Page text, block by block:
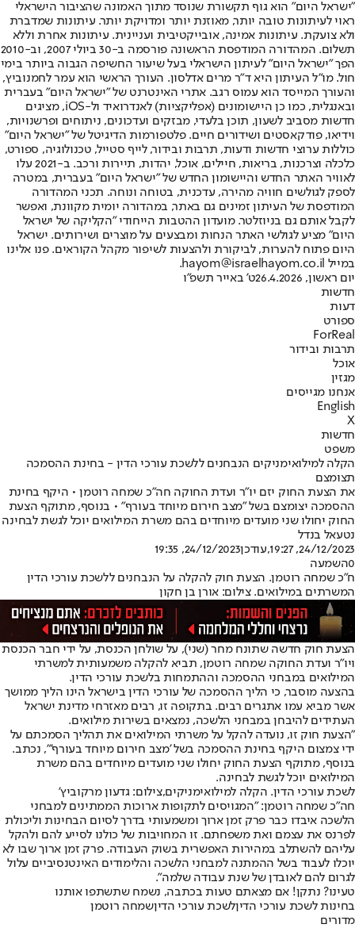
"ישראל היום" הוא גוף תקשורת שנוסד מתוך האמונה שהציבור הישראלי
ראוי לעיתונות טובה יותר, מאוזנת יותר ומדויקת יותר. עיתונות שמדברת
ולא צועקת. עיתונות אמינה, אובייקטיבית ועניינית. עיתונות אחרת וללא
תשלום. המהדורה המודפסת הראשונה פורסמה ב-30 ביולי 2007, וב-2010
הפך "ישראל היום" לעיתון הישראלי בעל שיעור החשיפה הגבוה ביותר בימי
חול. מו"ל העיתון היא ד"ר מרים אדלסון. העורך הראשי הוא עמר לחמנוביץ,
והעורך המייסד הוא עמוס רגב. אתרי האינטרנט של "ישראל היום" בעברית
ובאנגלית, כמו כן היישומונים (אפליקציות) לאנדרואיד ול-iOS, מציגים
חדשות מסביב לשעון, תוכן בלעדי, מבזקים ועדכונים, ניתוחים ופרשנויות,
וידיאו, פודקאסטים ושידורים חיים. פלטפורמות הדיגיטל של "ישראל היום"
כוללות ערוצי חדשות ודעות, תרבות ובידור, לייף סטייל, טכנולוגיה, ספורט,
כלכלה וצרכנות, בריאות, חיילים, אוכל, יהדות, תיירות ורכב. ב-2021 עלו
לאוויר האתר החדש והיישומון החדש של "ישראל היום" בעברית, במטרה
לספק לגולשים חוויה מהירה, עדכנית, בטוחה ונוחה. תכני המהדורה
המודפסת של העיתון זמינים גם באתר, במהדורה יומית מקוונת, ואפשר
לקבל אותם גם בניוזלטר. מועדון ההטבות הייחודי "הקליקה של ישראל
היום" מציע לגולשי האתר הנחות ומבצעים על מוצרים ושירותים. ישראל
היום פתוח להערות, לביקורת ולהצעות לשיפור מקהל הקוראים. פנו אלינו
במייל hayom@israelhayom.co.il.
יום ראשון, 26.4.2026
ט' באייר תשפ"ו
חדשות
דעות
ספורט
ForReal
תרבות ובידור
אוכל
מגזין
אנחנו מגייסים
English
X
חדשות
משפט
הקלה למילואימניקים הנבחנים ללשכת עורכי הדין - בחינת ההסמכה
תצומצם
את הצעת החוק יזם יו"ר ועדת החוקה חה"כ שמחה רוטמן • היקף בחינת
ההסמכה יצומצם בשל "מצב חירום מיוחד בעורף" • בנוסף, מתוקף הצעת
החוק יחולו שני מועדים מיוחדים בהם משרת המילואים יוכל לגשת לבחינה
נטעאל בנדל
24/12/2023, 19:27
,עודכן24/12/2023, 19:35
0השמעה
ח"כ שמחה רוטמן. הצעת חוק להקלה על הנבחנים ללשכת עורכי הדין
המשרתים במילואים. צילום: אורן בן חקון
הצעת חוק חדשה שתונח מחר (שני), על שולחן הכנסת, על ידי חבר הכנסת
ויו"ר ועדת החוקה שמחה רוטמן, תביא להקלה משמעותית למשרתי
המילואים במבחני ההסמכה וההתמחות בלשכת עורכי הדין.
בהצעה מוסבר, כי הליך ההסמכה של עורכי הדין בישראל הינו הליך ממושך
אשר מביא עמו אתגרים רבים. בתקופה זו, רבים מאזרחי מדינת ישראל
העתידים להיבחן במבחני הלשכה, נמצאים בשירות מילואים.
"הצעת חוק זו, נועדה להקל על משרתי המילואים את תהליך הסמכתם על
ידי צמצום היקף בחינת ההסמכה בשל 'מצב חירום מיוחד בעורף'", נכתב.
בנוסף, מתוקף הצעת החוק יחולו שני מועדים מיוחדים בהם משרת
המילואים יוכל לגשת לבחינה.
לשכת עורכי הדין. הקלה למילואימניקים,צילום: גדעון מרקוביץ'
חה״כ שמחה רוטמן: "המגויסים לתקופות ארוכות הממתינים למבחני
הלשכה איבדו כבר פרק זמן ארוך ומשמעותי בדרך לסיום הבחינות וליכולת
לפרנס את עצמם ואת משפחתם. זו המחויבות של כולנו לסייע להם ולהקל
עליהם להשתלב במהירות האפשרית בשוק העבודה. פרק זמן ארוך שבו לא
יוכלו לעבוד בשל ההמתנה למבחני הלשכה והלימודים האינטנסיביים עלול
לגרום להם לאובדן של שנת עבודה שלמה".
טעינו? נתקן! אם מצאתם טעות בכתבה, נשמח שתשתפו אותנו
בחינות לשכת עורכי הדיןלשכת עורכי הדיןשמחה רוטמן
מדורים